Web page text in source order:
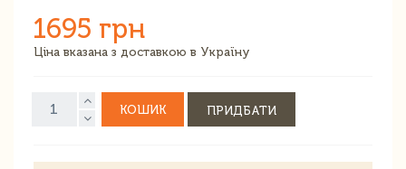
1695 грн
Ціна вказана з доставкою в Україну
КОШИК ПРИДБАТИ